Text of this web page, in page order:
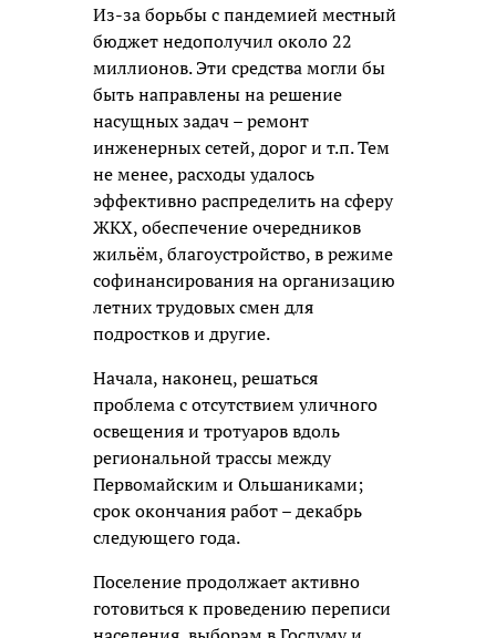
Из-за борьбы с пандемией местный
бюджет недополучил около 22
миллионов. Эти средства могли бы
быть направлены на решение
насущных задач – ремонт
инженерных сетей, дорог и т.п. Тем
не менее, расходы удалось
эффективно распределить на сферу
ЖКХ, обеспечение очередников
жильём, благоустройство, в режиме
софинансирования на организацию
летних трудовых смен для
подростков и другие.
Начала, наконец, решаться
проблема с отсутствием уличного
освещения и тротуаров вдоль
региональной трассы между
Первомайским и Ольшаниками;
срок окончания работ – декабрь
следующего года.
Поселение продолжает активно
готовиться к проведению переписи